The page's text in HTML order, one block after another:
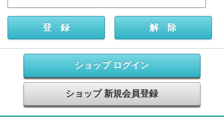
ショップ ログイン
ショップ 新規会員登録